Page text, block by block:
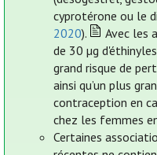
cyprotérone ou le
2020).
Avec les
de 30 µg
grand risque de
ainsi qu’un plus
contraception en
chez les femmes
Certaines